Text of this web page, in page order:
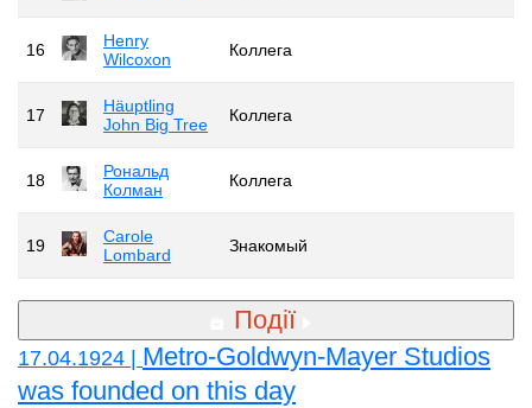
16
Henry
Wilcoxon
Коллега
17
Häuptling
John Big Tree
Коллега
18
Рональд
Колман
Коллега
19
Carole
Lombard
Знакомый
Події
17.04.1924 | Metro-Goldwyn-Mayer Studios
was founded on this day